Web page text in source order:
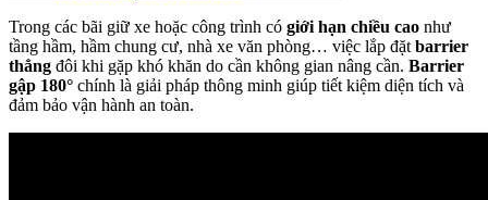
Trong các bãi giữ xe hoặc công trình có giới hạn chiều cao như
tầng hầm, hầm chung cư, nhà xe văn phòng… việc lắp đặt barrier
thẳng đôi khi gặp khó khăn do cần không gian nâng cần. Barrier
gập 180° chính là giải pháp thông minh giúp tiết kiệm diện tích và
đảm bảo vận hành an toàn.